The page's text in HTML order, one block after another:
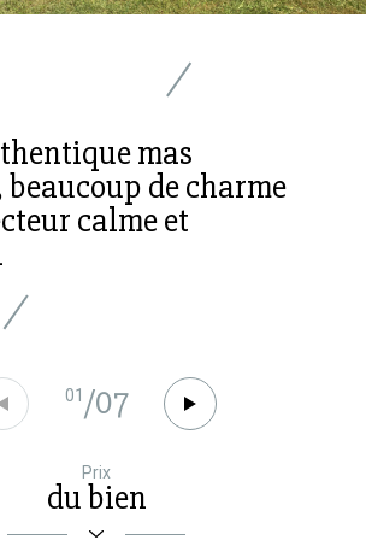
mas
de charme
calme et
01 /07
Prix
du bien